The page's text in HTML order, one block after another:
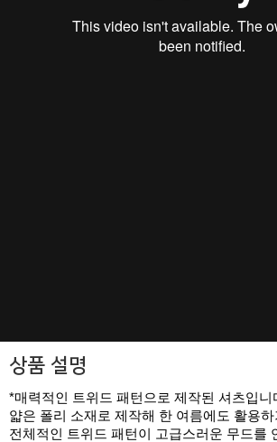
상품 설명
*매력적인 트위드 패턴으로 제작된 셔츠입니
얇은 폴리 소재로 제작해 한 여름에도 활용하
전체적인 트위드 패턴이 고급스러운 무드를